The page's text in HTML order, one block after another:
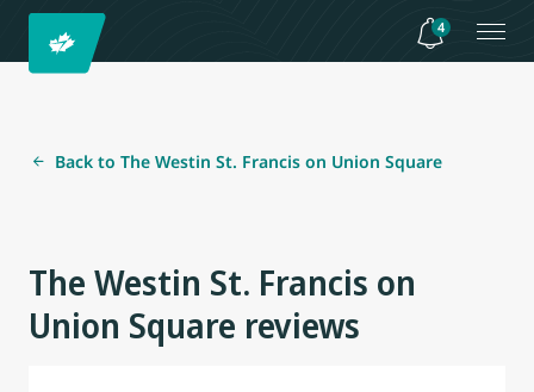
4
Back to The Westin St. Francis on Union Square
The Westin St. Francis on
Union Square reviews